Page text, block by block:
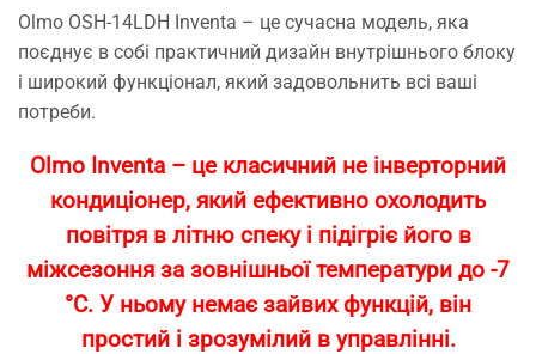
Olmo OSH-14LDH Inventa – це сучасна модель, яка
поєднує в собі практичний дизайн внутрішнього блоку
і широкий функціонал, який задовольнить всі ваші
потреби.
Olmo Inventa – це класичний не інверторний
кондиціонер, який ефективно охолодить
повітря в літню спеку і підігріє його в
міжсезоння за зовнішньої температури до -7
°C. У ньому немає зайвих функцій, він
простий і зрозумілий в управлінні.